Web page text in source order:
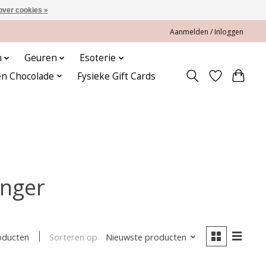
Aanmelden / Inloggen
Geuren
Esoterie
Chocolade
Fysieke Gift Cards
Sorteren op Nieuwste producten
cookies »